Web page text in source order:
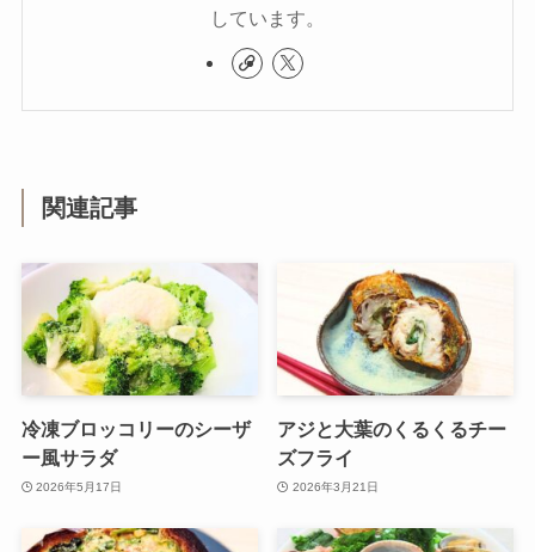
しています。
関連記事
冷凍ブロッコリーのシーザ
ー風サラダ
2026年5月17日
アジと大葉のくるくるチー
ズフライ
2026年3月21日